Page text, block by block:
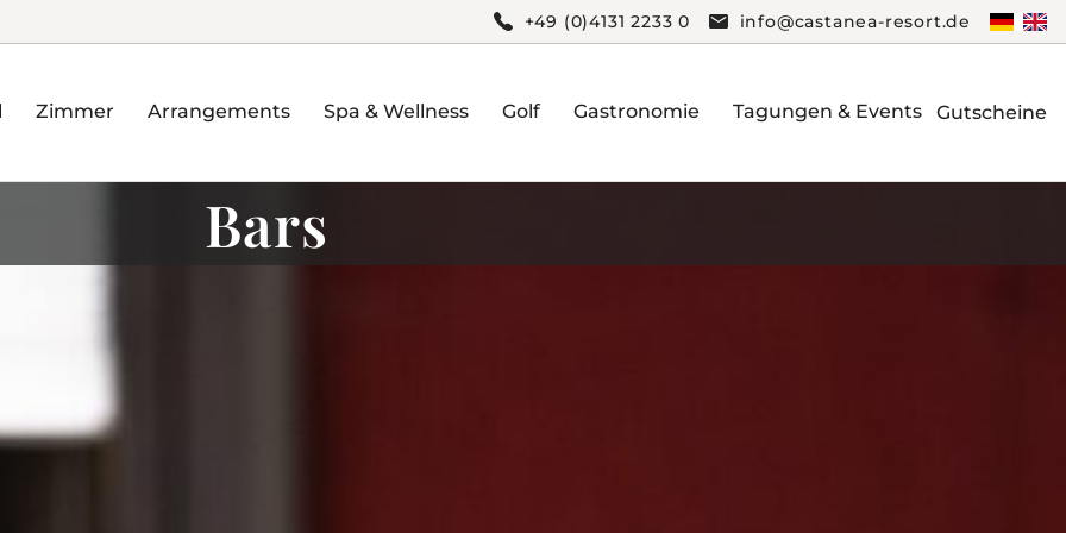
+49 (0)4131 2233 0 info@castanea-resort.de
Zimmer Arrangements Spa & Wellness Golf Gastronomie Tagungen & Events Gutscheine
Bars